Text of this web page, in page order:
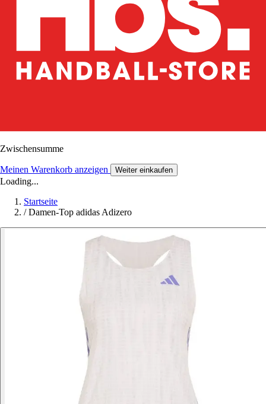
Zwischensumme
Meinen Warenkorb anzeigen Weiter einkaufen
Loading...
Startseite
/ Damen-Top adidas Adizero